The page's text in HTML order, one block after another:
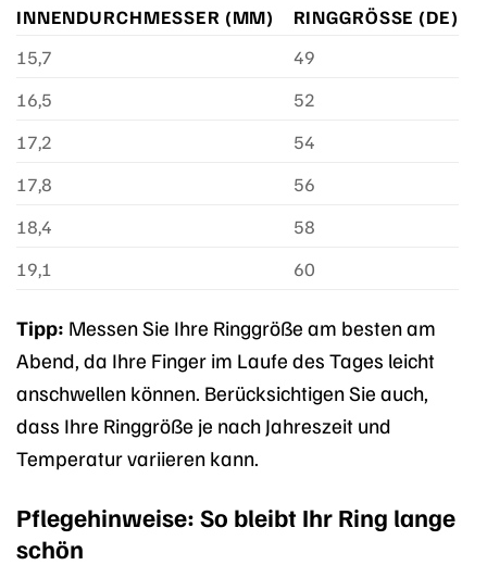
INNENDURCHMESSER (MM)
RINGGRÖSSE (DE)
15,7
49
16,5
52
17,2
54
17,8
56
18,4
58
19,1
60
Tipp: Messen Sie Ihre Ringgröße am besten am
Abend, da Ihre Finger im Laufe des Tages leicht
anschwellen können. Berücksichtigen Sie auch,
dass Ihre Ringgröße je nach Jahreszeit und
Temperatur variieren kann.
Pflegehinweise: So bleibt Ihr Ring lange
schön